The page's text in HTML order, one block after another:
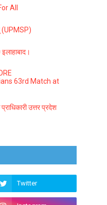
All
(UPMSP)
63rd Match at
उत्तर प्रदेश